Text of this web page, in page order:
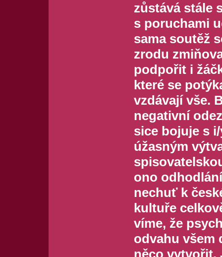
zůstává stále
s poruchami
sama soutěž
zrodu
podpořit i
které se
vzdávají vše.
negativní
sice bojuje s
úžasným
ono
nechuť k
kultuře
víme, že
odvahu všem
něco vytvořit.